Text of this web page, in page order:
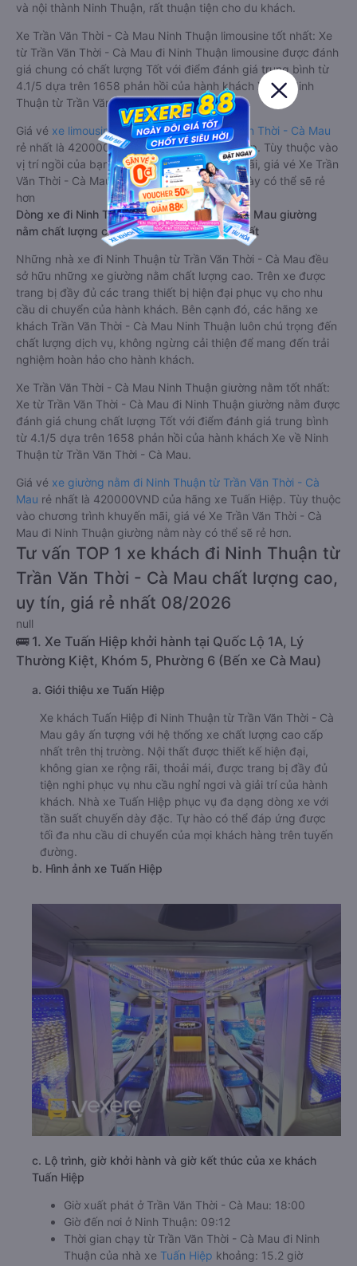
và nội thành Ninh Thuận, rất thuận tiện cho du khách.
Xe Trần Văn Thời - Cà Mau Ninh Thuận limousine tốt nhất: Xe
từ Trần Văn Thời - Cà Mau đi Ninh Thuận limousine được đánh
giá chung có chất lượng Tốt với điểm đánh giá trung bình từ
4.1/5 dựa trên 1658 phản hồi của hành khách Xe về Ninh
Thuận từ Trần Văn Thời - Cà Mau.
Giá vé xe limousine đi Ninh Thuận từ Trần Văn Thời - Cà Mau
rẻ nhất là 420000VND của hãng xe Tuấn Hiệp. Tùy thuộc vào
vị trí ngồi của bạn và chương trình khuyến mãi, giá vé Xe Trần
Văn Thời - Cà Mau đi Ninh Thuận limousine này có thể sẽ rẻ
hơn
Dòng xe đi Ninh Thuận từ Trần Văn Thời - Cà Mau giường
nằm chất lượng cao: Thoải mái, giá cả tốt nhất
Những nhà xe đi Ninh Thuận từ Trần Văn Thời - Cà Mau đều
sở hữu những xe giường nằm chất lượng cao. Trên xe được
trang bị đầy đủ các trang thiết bị hiện đại phục vụ cho nhu
cầu di chuyển của hành khách. Bên cạnh đó, các hãng xe
khách Trần Văn Thời - Cà Mau Ninh Thuận luôn chú trọng đến
chất lượng dịch vụ, không ngừng cải thiện để mang đến trải
nghiệm hoàn hảo cho hành khách.
Xe Trần Văn Thời - Cà Mau Ninh Thuận giường nằm tốt nhất:
Xe từ Trần Văn Thời - Cà Mau đi Ninh Thuận giường nằm được
đánh giá chung chất lượng Tốt với điểm đánh giá trung bình
từ 4.1/5 dựa trên 1658 phản hồi của hành khách Xe về Ninh
Thuận từ Trần Văn Thời - Cà Mau.
Giá vé xe giường nằm đi Ninh Thuận từ Trần Văn Thời - Cà
Mau rẻ nhất là 420000VND của hãng xe Tuấn Hiệp. Tùy thuộc
vào chương trình khuyến mãi, giá vé Xe Trần Văn Thời - Cà
Mau đi Ninh Thuận giường nằm này có thể sẽ rẻ hơn.
Tư vấn TOP 1 xe khách đi Ninh Thuận từ
Trần Văn Thời - Cà Mau chất lượng cao,
uy tín, giá rẻ nhất 08/2026
null
🚌 1. Xe Tuấn Hiệp khởi hành tại Quốc Lộ 1A, Lý
Thường Kiệt, Khóm 5, Phường 6 (Bến xe Cà Mau)
a. Giới thiệu xe Tuấn Hiệp
Xe khách Tuấn Hiệp đi Ninh Thuận từ Trần Văn Thời - Cà
Mau gây ấn tượng với hệ thống xe chất lượng cao cấp
nhất trên thị trường. Nội thất được thiết kế hiện đại,
không gian xe rộng rãi, thoải mái, được trang bị đầy đủ
tiện nghi phục vụ nhu cầu nghỉ ngơi và giải trí của hành
khách. Nhà xe Tuấn Hiệp phục vụ đa dạng dòng xe với
tần suất chuyến dày đặc. Tự hào có thể đáp ứng được
tối đa nhu cầu di chuyển của mọi khách hàng trên tuyến
đường.
b. Hình ảnh xe Tuấn Hiệp
c. Lộ trình, giờ khởi hành và giờ kết thúc của xe khách
Tuấn Hiệp
Giờ xuất phát ở Trần Văn Thời - Cà Mau: 18:00
Giờ đến nơi ở Ninh Thuận: 09:12
Thời gian chạy từ Trần Văn Thời - Cà Mau đi Ninh
Thuận của nhà xe Tuấn Hiệp khoảng: 15.2 giờ